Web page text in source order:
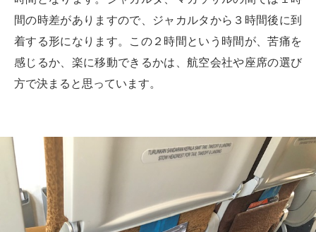
間の時差がありますので、ジャカルタから３時間後に到
着する形になります。この２時間という時間が、苦痛を
感じるか、楽に移動できるかは、航空会社や座席の選び
方で決まると思っています。